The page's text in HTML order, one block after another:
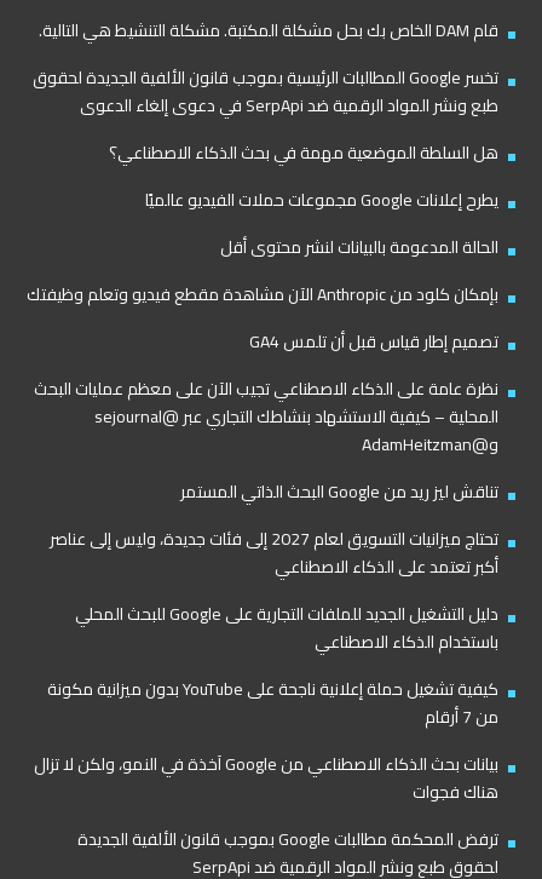
قام DAM الخاص بك بحل مشكلة المكتبة. مشكلة التنشيط هي التالية.
تخسر Google المطالبات الرئيسية بموجب قانون الألفية الجديدة لحقوق
طبع ونشر المواد الرقمية ضد SerpApi في دعوى إلغاء الدعوى
هل السلطة الموضعية مهمة في بحث الذكاء الاصطناعي؟
يطرح إعلانات Google مجموعات حملات الفيديو عالميًا
الحالة المدعومة بالبيانات لنشر محتوى أقل
بإمكان كلود من Anthropic الآن مشاهدة مقطع فيديو وتعلم وظيفتك
تصميم إطار قياس قبل أن تلمس GA4
نظرة عامة على الذكاء الاصطناعي تجيب الآن على معظم عمليات البحث
المحلية – كيفية الاستشهاد بنشاطك التجاري عبر @sejournal
و@AdamHeitzman
تناقش ليز ريد من Google البحث الذاتي المستمر
تحتاج ميزانيات التسويق لعام 2027 إلى فئات جديدة، وليس إلى عناصر
أكبر تعتمد على الذكاء الاصطناعي
دليل التشغيل الجديد للملفات التجارية على Google للبحث المحلي
باستخدام الذكاء الاصطناعي
كيفية تشغيل حملة إعلانية ناجحة على YouTube بدون ميزانية مكونة
من 7 أرقام
بيانات بحث الذكاء الاصطناعي من Google آخذة في النمو، ولكن لا تزال
هناك فجوات
ترفض المحكمة مطالبات Google بموجب قانون الألفية الجديدة
لحقوق طبع ونشر المواد الرقمية ضد SerpApi